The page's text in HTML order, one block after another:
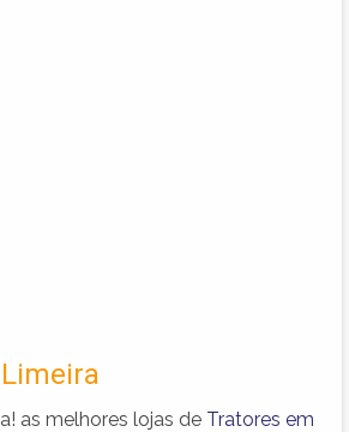
as melhores lojas de Tratores em